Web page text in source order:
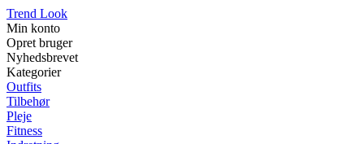
Trend Look
Min konto
Opret bruger
Nyhedsbrevet
Kategorier
Outfits
Tilbehør
Pleje
Fitness